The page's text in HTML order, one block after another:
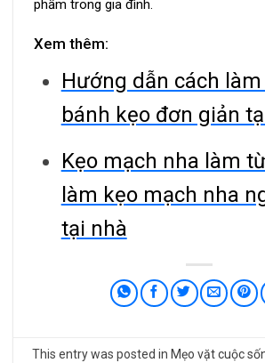
phẩm trong gia đình.
Xem thêm:
Hướng dẫn cách
bánh kẹo đơn giản
Kẹo mạch nha làm
làm kẹo mạch nha
tại nhà
This entry was posted in Mẹo vặt cuộc